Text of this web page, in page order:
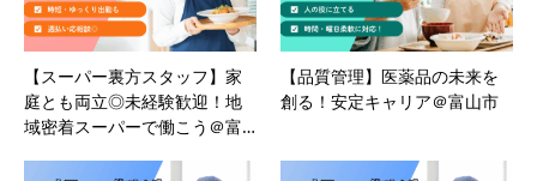
【スーパー裏方スタッフ】家
庭とも両立◎未経験歓迎！地
域密着スーパーで働こう＠富…
【品質管理】医薬品の未来を
創る！安定キャリア＠富山市